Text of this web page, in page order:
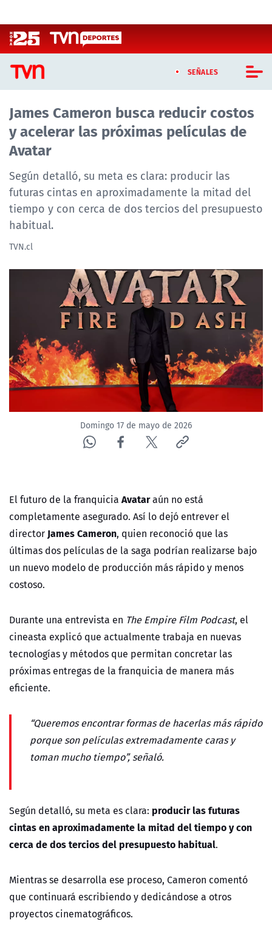
SEÑALES
CASTING MASTERCHEF CHILE
CASTING TVN VERTICAL
TVN VERTICAL
TVN PLAY
PROGRAMAS
ACTUALIDAD Y TENDENCIAS
CORPORATIVO Y TRANSPARENCIA
CANAL DE DENUNCIAS
ÁREA DE PROYECTOS
James Cameron busca reducir costos
y acelerar las próximas películas de
Avatar
Según detalló, su meta es clara: producir las
futuras cintas en aproximadamente la mitad del
tiempo y con cerca de dos tercios del presupuesto
habitual.
TVN.cl
Domingo 17 de mayo de 2026
El futuro de la franquicia Avataraún no está
completamente asegurado. Así lo dejó entrever el
directorJames Cameron, quien reconoció que las
últimas dos películas de la saga podrían realizarse bajo
un nuevo modelo de producción más rápido y menos
costoso.
Durante una entrevista en The Empire Film Podcast, el
cineasta explicó que actualmente trabaja en nuevas
tecnologías y métodos que permitan concretar las
próximas entregas de la franquicia de manera más
eficiente.
“Queremos encontrar formas de hacerlas más rápido
porque son películas extremadamente caras y
toman mucho tiempo”, señaló.
Según detalló, su meta es clara: producir las futuras
cintas en aproximadamente la mitad del tiempo y con
cerca de dos tercios del presupuesto habitual.
Mientras se desarrolla ese proceso, Cameron comentó
que continuará escribiendo y dedicándose a otros
proyectos cinematográficos.